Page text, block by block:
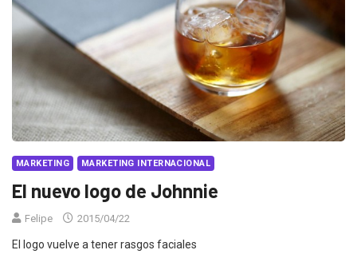
MARKETING MARKETING INTERNACIONAL
El nuevo logo de Johnnie
Felipe 2015/04/22
El logo vuelve a tener rasgos faciales